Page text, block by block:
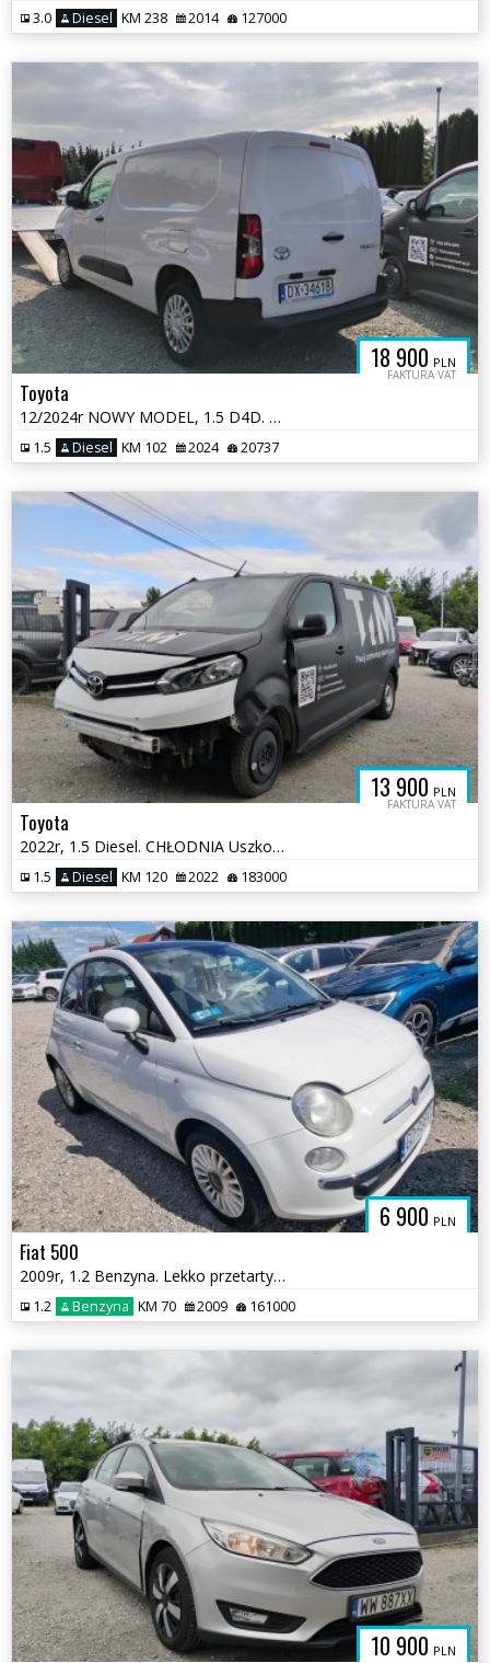
3.0 Diesel KM 238 2014 127000
18 900 PLN
FAKTURA VAT
Toyota
12/2024r NOWY MODEL, 1.5 D4D. LONG. Uszkodzony przód. Pali. VAT 23%
1.5 Diesel KM 102 2024 20737
13 900 PLN
FAKTURA VAT
Toyota
2022r, 1.5 Diesel. CHŁODNIA Uszkodzony przód i prawy bok. Pali. VAT 23
1.5 Diesel KM 120 2022 183000
6 900 PLN
Fiat 500
2009r, 1.2 Benzyna. Lekko przetarty lewy bok. Jeździ.
1.2 Benzyna KM 70 2009 161000
10 900 PLN